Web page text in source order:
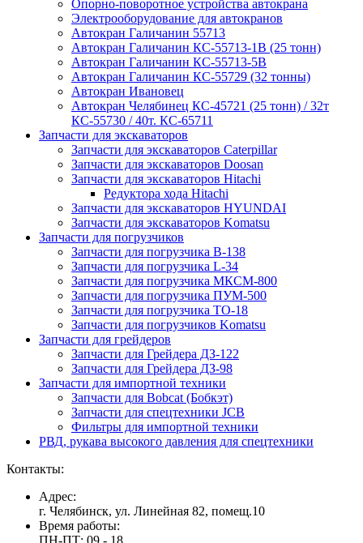
Опорно-поворотное устройства автокрана
Электрооборудование для автокранов
Автокран Галичанин 55713
Автокран Галичанин КС-55713-1В (25 тонн)
Автокран Галичанин КС-55713-5В
Автокран Галичанин КС-55729 (32 тонны)
Автокран Ивановец
Автокран Челябинец КС-45721 (25 тонн) / 32т
КС-55730 / 40т. КС-65711
Запчасти для экскаваторов
Запчасти для экскаваторов Caterpillar
Запчасти для экскаваторов Doosan
Запчасти для экскаваторов Hitachi
Редуктора хода Hitachi
Запчасти для экскаваторов HYUNDAI
Запчасти для экскаваторов Komatsu
Запчасти для погрузчиков
Запчасти для погрузчика B-138
Запчасти для погрузчика L-34
Запчасти для погрузчика МКСМ-800
Запчасти для погрузчика ПУМ-500
Запчасти для погрузчика ТО-18
Запчасти для погрузчиков Komatsu
Запчасти для грейдеров
Запчасти для Грейдера ДЗ-122
Запчасти для Грейдера ДЗ-98
Запчасти для импортной техники
Запчасти для Bobcat (Бобкэт)
Запчасти для спецтехники JCB
Фильтры для импортной техники
РВД, рукава высокого давления для спецтехники
Контакты:
Адрес:
г. Челябинск, ул. Линейная 82, помещ.10
Время работы:
ПН-ПТ: 09 - 18